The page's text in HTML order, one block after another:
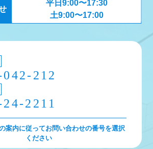
平日9:00〜17:30
土9:00〜17:00
212
2211
案内に従ってお問い合わせの番号を選択
ください